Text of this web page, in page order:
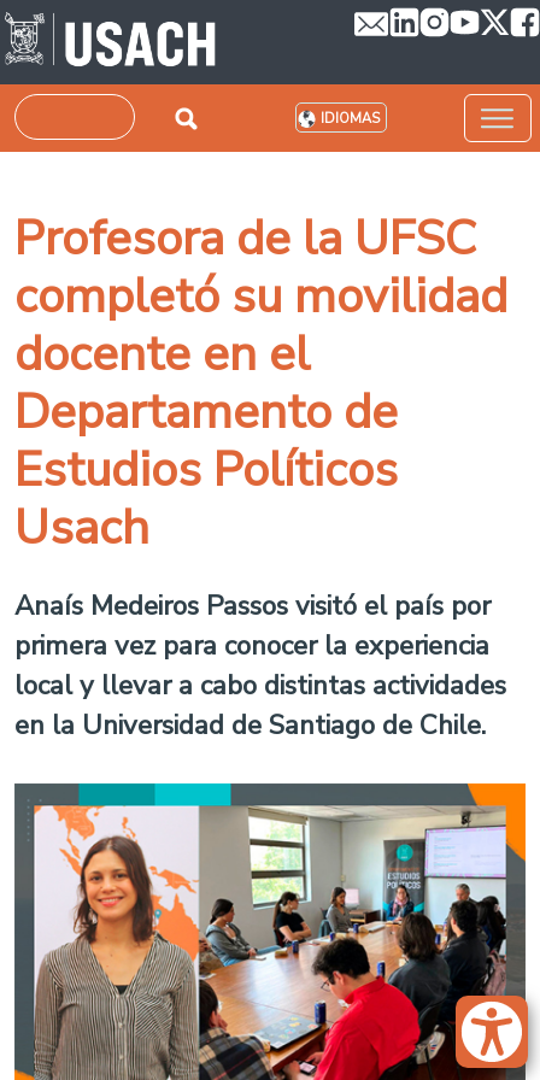
Pasar al contenido principal
Buscar IDIOMAS
Profesora de la UFSC
completó su movilidad
docente en el
Departamento de
Estudios Políticos
Usach
Anaís Medeiros Passos visitó el país por
primera vez para conocer la experiencia
local y llevar a cabo distintas actividades
en la Universidad de Santiago de Chile.